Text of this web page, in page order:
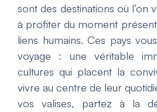
sont des destinations où l’on
à profiter du moment
liens humains. Ces pays
voyage : une véritable
cultures qui placent la
vivre au centre de leur
vos valises, partez à la